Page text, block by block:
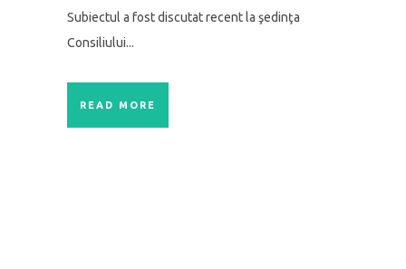
Subiectul a fost discutat recent la şedinţa
Consiliului...
READ MORE